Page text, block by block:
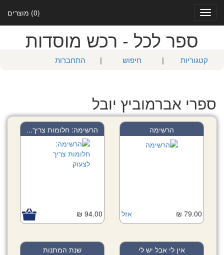
(0) מוצרים
Toggle
navigation
ספר לכל - רכש מוסדות
קטגוריות | חיפוש | התחברות
ספרי אברמוביץ יובל
הרשימה
אזל 79.00 ₪
הרשימה: חלומות צריך...
94.00 ₪
אין לי אבל יש לי שנת המתנות